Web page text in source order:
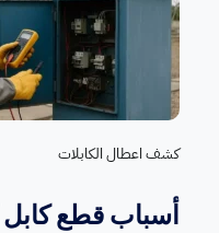
كشف اعطال الكابلات
أسباب قطع كابل